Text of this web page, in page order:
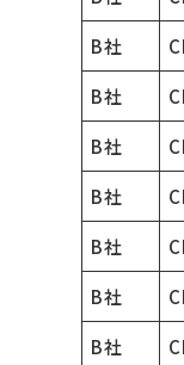
B社
B社
B社
B社
B社
B社
B社